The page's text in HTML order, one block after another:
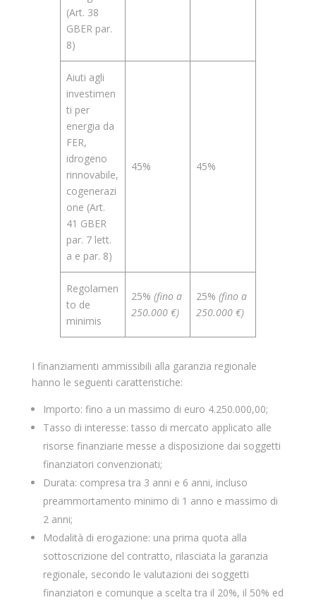
(Art. 38
GBER par.
8)
Aiuti agli
investimen
ti per
energia da
FER,
idrogeno
rinnovabile,
cogenerazi
one (Art.
41 GBER
par. 7 lett.
a e par. 8)
45% 45%
Regolamen
to de
minimis
25% (fino a
250.000 €)
25% (fino a
250.000 €)
I finanziamenti ammissibili alla garanzia regionale
hanno le seguenti caratteristiche:
Importo: fino a un massimo di euro 4.250.000,00;
Tasso di interesse: tasso di mercato applicato alle
risorse finanziarie messe a disposizione dai soggetti
finanziatori convenzionati;
Durata: compresa tra 3 anni e 6 anni, incluso
preammortamento minimo di 1 anno e massimo di
2 anni;
Modalità di erogazione: una prima quota alla
sottoscrizione del contratto, rilasciata la garanzia
regionale, secondo le valutazioni dei soggetti
finanziatori e comunque a scelta tra il 20%, il 50% ed